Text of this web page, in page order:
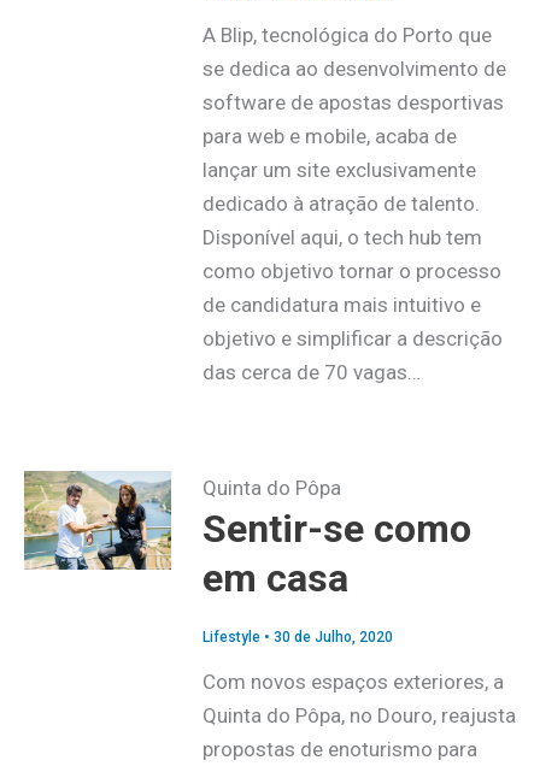
A Blip, tecnológica do Porto que
se dedica ao desenvolvimento de
software de apostas desportivas
para web e mobile, acaba de
lançar um site exclusivamente
dedicado à atração de talento.
Disponível aqui, o tech hub tem
como objetivo tornar o processo
de candidatura mais intuitivo e
objetivo e simplificar a descrição
das cerca de 70 vagas…
Quinta do Pôpa
Sentir-se como
em casa
Lifestyle• 30 de Julho, 2020
Com novos espaços exteriores, a
Quinta do Pôpa, no Douro, reajusta
propostas de enoturismo para